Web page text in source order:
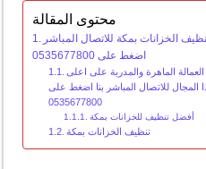
محتوى المقالة
الخزانات بمكة للاتصال المباشر
اضغط على 0535677800
الماهرة والمدربة على اعلى
المجال للاتصال المباشر بنا اضغط على
0535677800
أفضل تنظيف للخزانات بمكة
تنظيف الخزانات بمكة